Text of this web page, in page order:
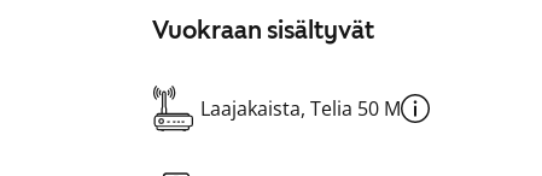
Vuokraan sisältyvät
Laajakaista, Telia 50 M